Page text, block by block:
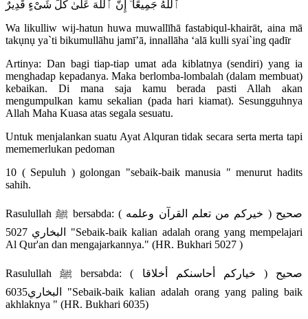
ٱللَّهُ جَمِيعًا ۚ إِنَّ ٱللَّهَ عَلَىٰ كُلِّ شَىْءٍ قَدِيرٌ
Wa likulliw wij-hatun huwa muwallīhā fastabiqul-khairāt, aina mā
takụnụ ya`ti bikumullāhu jamī’ā, innallāha ‘alā kulli syai`ing qadīr
Artinya: Dan bagi tiap-tiap umat ada kiblatnya (sendiri) yang ia
menghadap kepadanya. Maka berlomba-lombalah (dalam membuat)
kebaikan. Di mana saja kamu berada pasti Allah akan
mengumpulkan kamu sekalian (pada hari kiamat). Sesungguhnya
Allah Maha Kuasa atas segala sesuatu.
Untuk menjalankan suatu Ayat Alquran tidak secara serta merta tapi
mememerlukan pedoman
10 ( Sepuluh ) golongan "sebaik-baik manusia " menurut hadits
sahih.
Rasulullah ﷺ bersabda: ( خيركم من تعلم القرآن وعلمه ) صحيح
البخاري 5027 "Sebaik-baik kalian adalah orang yang mempelajari
Al Qur'an dan mengajarkannya." (HR. Bukhari 5027 )
Rasulullah ﷺ bersabda: ( خياركم أحاسنكم أخلاقا ) صحيح
البخاري6035 "Sebaik-baik kalian adalah orang yang paling baik
akhlaknya " (HR. Bukhari 6035)